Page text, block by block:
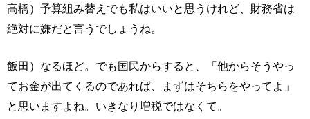
高橋）予算組み替えでも私はいいと思うけれど、財務省は
絶対に嫌だと言うでしょうね。
飯田）なるほど。でも国民からすると、「他からそうやっ
てお金が出てくるのであれば、まずはそちらをやってよ」
と思いますよね。いきなり増税ではなくて。